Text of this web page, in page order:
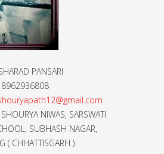
PANSARI
NIWAS, SARSWATI
SUBHASH NAGAR,
( CHHATTISGARH )